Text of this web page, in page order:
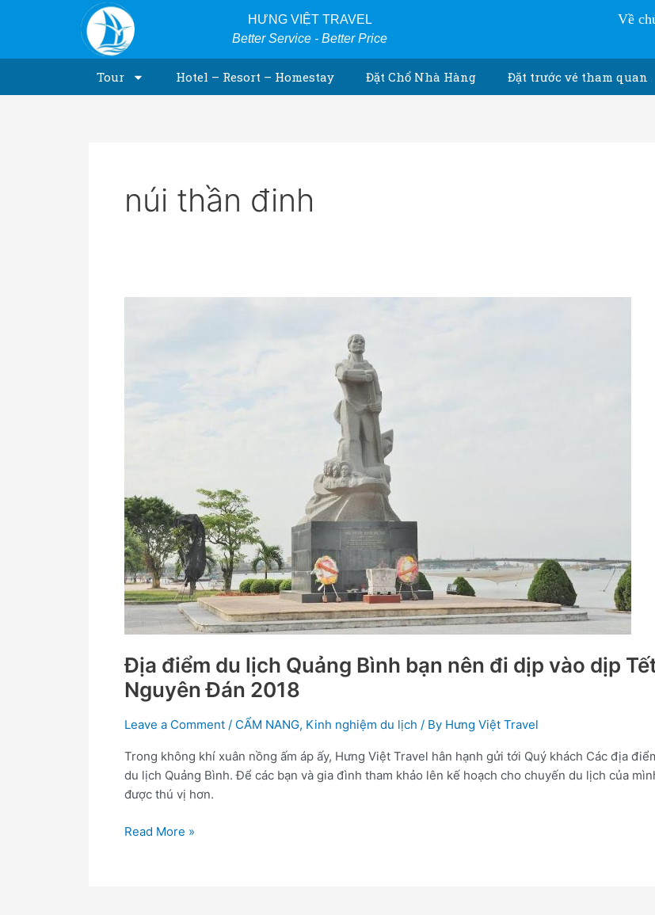
HƯNG VIỆT TRAVEL
Better Service - Better Price
Về
Tour Hotel – Resort – Homestay Đặt Chổ Nhà Hàng Đặt trước vé tham quan
núi thần đinh
Địa điểm du lịch Quảng Bình bạn nên đi dịp vào dịp
Nguyên Đán 2018
Leave a Comment / CẨM NANG, Kinh nghiệm du lịch / By Hưng Việt Travel
Trong không khí xuân nồng ấm áp ấy, Hưng Việt Travel hân hạnh gửi tới Quý khách Các địa
du lịch Quảng Bình. Để các bạn và gia đình tham khảo lên kế hoạch cho chuyến du lịch của
được thú vị hơn.
Bình
vào
dịp
Tết
Nguyên
Đán
2018
Read More »